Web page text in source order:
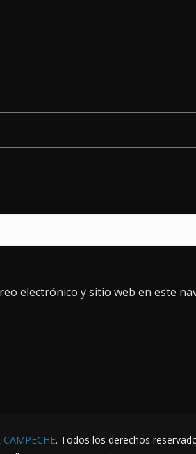
electrónico y sitio web en este
CAMPECHE. Todos los derechos